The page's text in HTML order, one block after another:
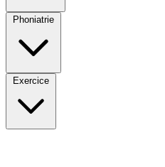
Phoniatrie
Exercice